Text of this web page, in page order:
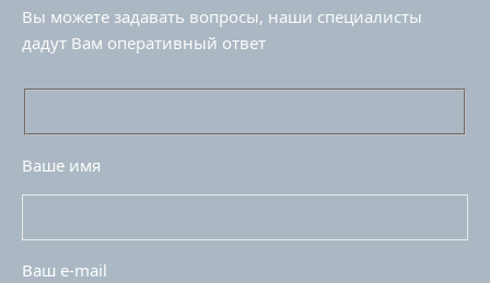
Вы можете задавать вопросы, наши специалисты
дадут Вам оперативный ответ
Ваше имя
Ваш e-mail